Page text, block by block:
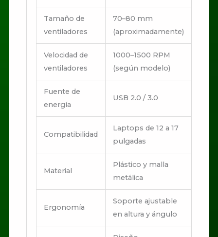
Tamaño de
ventiladores
70–80 mm
(aproximadamente)
Velocidad de
ventiladores
1000–1500 RPM
(según modelo)
Fuente de
energía
USB 2.0 / 3.0
Compatibilidad
Laptops de 12 a 17
pulgadas
Material
Plástico y malla
metálica
Ergonomía
Soporte ajustable
en altura y ángulo